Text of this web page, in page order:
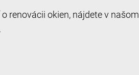
renovácii okien, nájdete v našom